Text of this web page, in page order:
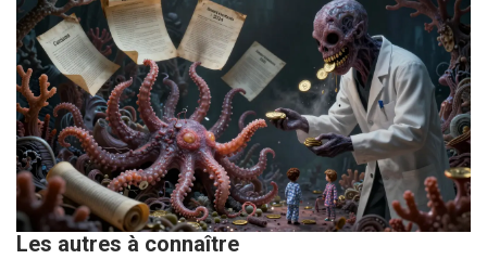
Les autres à connaître